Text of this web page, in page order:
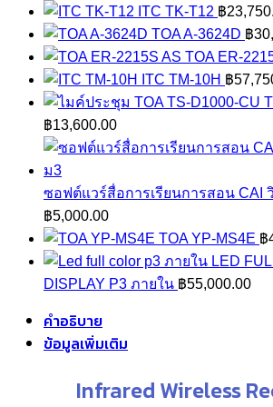
ITC TK-T12 ฿
TOA A-3624D ฿
TOA ER-
ITC TM-10H ฿
฿13,600.00
ซอฟต์แวร์สื่อการเรียนการสอน CAI
฿5,000.00
TOA YP-MS4E ฿
LED
DISPLAY P3 ภายใน ฿55,000.00
คำอธิบาย
ข้อมูลเพิ่มเติม
Infrared Wireless